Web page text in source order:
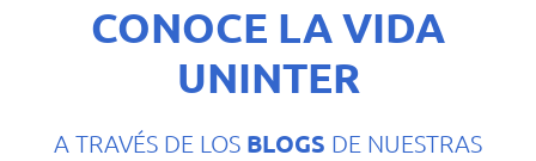
CONOCE LA VIDA
UNINTER
A TRAVÉS DE LOS BLOGS DE NUESTRAS